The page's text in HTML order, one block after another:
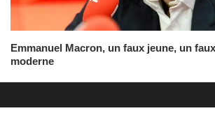
Emmanuel Macron, un faux jeune, un
moderne